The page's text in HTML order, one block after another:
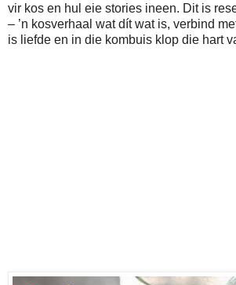
vir kos en hul eie stories ineen. Dit is
– ’n kosverhaal wat dít wat is, verbind
is liefde en in die kombuis klop die hart